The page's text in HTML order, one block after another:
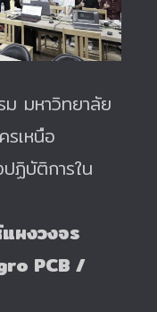
ม มหาวิทยาลัย
รเหนือ
ฏิบัติการใน
ผงวงจร
PCB /